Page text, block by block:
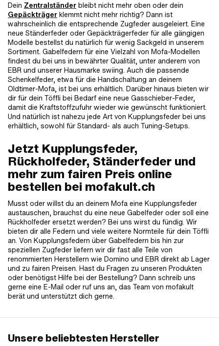
Dein Zentralständer bleibt nicht mehr oben oder dein
Gepäckträger klemmt nicht mehr richtig? Dann ist
wahrscheinlich die entsprechende Zugfeder ausgeleiert. Eine
neue Ständerfeder oder Gepäckträgerfeder für alle gängigen
Modelle bestellst du natürlich für wenig Sackgeld in unserem
Sortiment. Gabelfedern für eine Vielzahl von Mofa-Modellen
findest du bei uns in bewährter Qualität, unter anderem von
EBR und unserer Hausmarke swiing. Auch die passende
Schenkelfeder, etwa für die Handschaltung an deinem
Oldtimer-Mofa, ist bei uns erhältlich. Darüber hinaus bieten wir
dir für dein Töffli bei Bedarf eine neue Gasschieber-Feder,
damit die Kraftstoffzufuhr wieder wie gewünscht funktioniert.
Und natürlich ist nahezu jede Art von Kupplungsfeder bei uns
erhältlich, sowohl für Standard- als auch Tuning-Setups.
Jetzt Kupplungsfeder,
Rückholfeder, Ständerfeder und
mehr zum fairen Preis online
bestellen bei mofakult.ch
Musst oder willst du an deinem Mofa eine Kupplungsfeder
austauschen, brauchst du eine neue Gabelfeder oder soll eine
Rückholfeder ersetzt werden? Bei uns wirst du fündig. Wir
bieten dir alle Federn und viele weitere Normteile für dein Töffli
an. Von Kupplungsfedern über Gabelfedern bis hin zur
speziellen Zugfeder liefern wir dir fast alle Teile von
renommierten Herstellern wie Domino und EBR direkt ab Lager
und zu fairen Preisen. Hast du Fragen zu unseren Produkten
oder benötigst Hilfe bei der Bestellung? Dann schreib uns
gerne eine E-Mail oder ruf uns an, das Team von mofakult
berät und unterstützt dich gerne.
Unsere beliebtesten Hersteller